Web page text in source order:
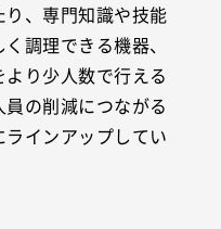
、専門知識や技能
調理できる機器、
り少人数で行える
の削減につながる
インアップしてい